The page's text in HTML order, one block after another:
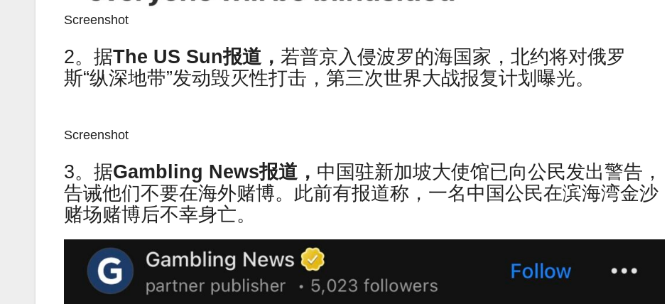
Screenshot
2。据The US Sun报道， 若普京入侵波罗的海国家，北约将对俄罗
斯“纵深地带”发动毁灭性打击，第三次世界大战报复计划曝光。
Screenshot
3。据Gambling News报道， 中国驻新加坡大使馆已向公民发出警告，
告诫他们不要在海外赌博。此前有报道称，一名中国公民在滨海湾金沙
赌场赌博后不幸身亡。